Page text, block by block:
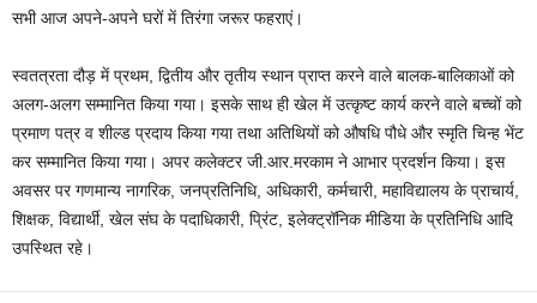
सभी आज अपने-अपने घरों में तिरंगा जरूर फहराएं।
स्वतत्रता दौड़ में प्रथम, द्वितीय और तृतीय स्थान प्राप्त करने वाले बालक-बालिकाओं को
अलग-अलग सम्मानित किया गया। इसके साथ ही खेल में उत्कृष्ट कार्य करने वाले बच्चों को
प्रमाण पत्र व शील्ड प्रदाय किया गया तथा अतिथियों को औषधि पौधे और स्मृति चिन्ह भेंट
कर सम्मानित किया गया। अपर कलेक्टर जी.आर.मरकाम ने आभार प्रदर्शन किया। इस
अवसर पर गणमान्य नागरिक, जनप्रतिनिधि, अधिकारी, कर्मचारी, महाविद्यालय के प्राचार्य,
शिक्षक, विद्यार्थी, खेल संघ के पदाधिकारी, प्रिंट, इलेक्ट्रॉनिक मीडिया के प्रतिनिधि आदि
उपस्थित रहे।